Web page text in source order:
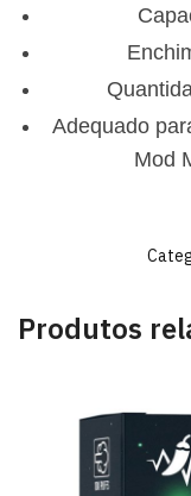
Adequado
Mod
Produtos